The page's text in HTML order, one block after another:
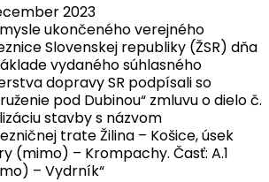
2023
ukončeného verejného
Slovenskej republiky (ŽSR) dňa
vydaného súhlasného
dopravy SR podpísali so
pod Dubinou“ zmluvu o dielo č.
stavby s názvom
trate Žilina – Košice, úsek
(mimo) – Krompachy. Časť: A.1
– Vydrník“